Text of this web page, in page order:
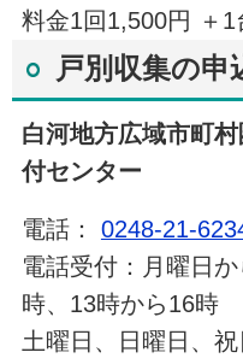
料金1回1,500円 ＋1
戸別収集の申
白河地方広域市町
付センター
電話： 0248-21-
電話受付：月曜日
時、13時から16時
土曜日、日曜日、